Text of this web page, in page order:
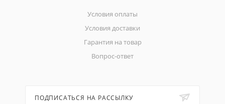
Условия оплаты
Условия доставки
Гарантия на товар
Вопрос-ответ
ПОДПИСАТЬСЯ НА РАССЫЛКУ